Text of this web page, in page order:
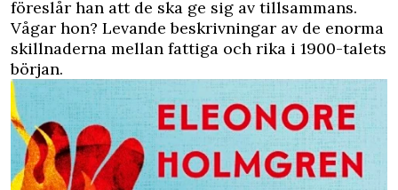
föreslår han att de ska ge sig av tillsammans.
Vågar hon? Levande beskrivningar av de enorma
skillnaderna mellan fattiga och rika i 1900-talets
början.